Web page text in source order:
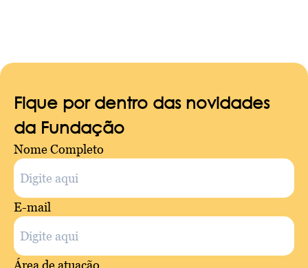
Fique por dentro das novidades
da Fundação
Nome Completo
E-mail
Área de atuação